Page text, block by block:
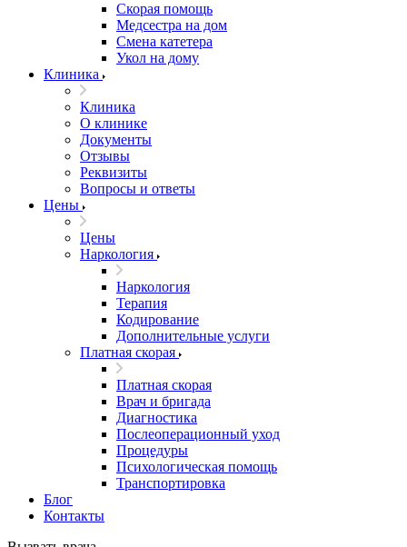
Скорая помощь
Медсестра на дом
Смена катетера
Укол на дому
Клиника
Клиника
О клинике
Документы
Отзывы
Реквизиты
Вопросы и ответы
Цены
Цены
Наркология
Наркология
Терапия
Кодирование
Дополнительные услуги
Платная скорая
Платная скорая
Врач и бригада
Диагностика
Послеоперационный уход
Процедуры
Психологическая помощь
Транспортировка
Блог
Контакты